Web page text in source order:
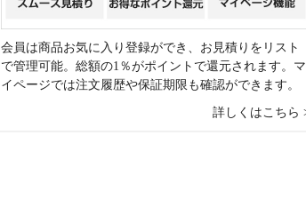
会員は商品お気に入り登録ができ、お見積りをリスト
で管理可能。総額の1％がポイントで還元されます。マ
イページでは注文履歴や保証期限も確認ができます。
詳しくはこちら